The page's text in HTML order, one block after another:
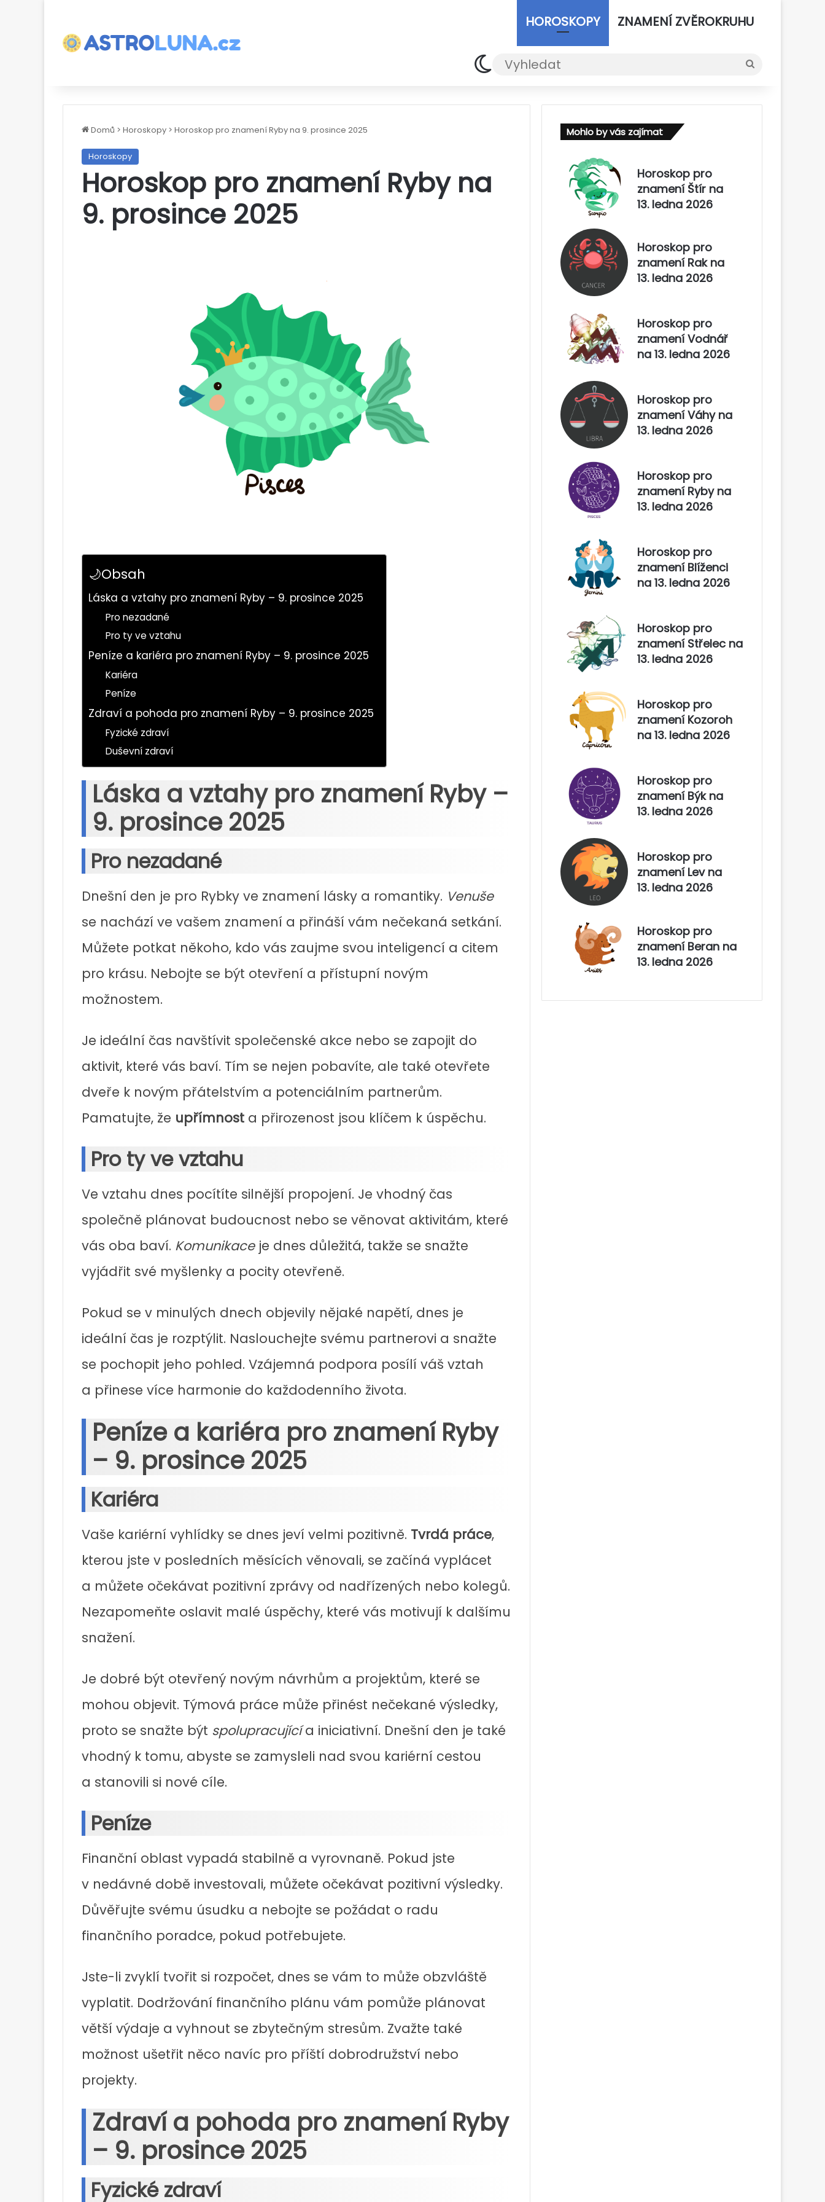
HOROSKOPY ZNAMENÍ ZVĚROKRUHU
Switch skin
Domů > Horoskopy > Horoskop pro znamení Ryby na 9. prosince 2025
Horoskopy
Horoskop pro znamení Ryby na
9. prosince 2025
🌙Obsah
Láska a vztahy pro znamení Ryby – 9. prosince 2025
Pro nezadané
Pro ty ve vztahu
Peníze a kariéra pro znamení Ryby – 9. prosince 2025
Kariéra
Peníze
Zdraví a pohoda pro znamení Ryby – 9. prosince 2025
Fyzické zdraví
Duševní zdraví
Láska a vztahy pro znamení Ryby –
9. prosince 2025
Pro nezadané
Dnešní den je pro Rybky ve znamení lásky a romantiky. Venuše
se nachází ve vašem znamení a přináší vám nečekaná setkání.
Můžete potkat někoho, kdo vás zaujme svou inteligencí a citem
pro krásu. Nebojte se být otevření a přístupní novým
možnostem.
Je ideální čas navštívit společenské akce nebo se zapojit do
aktivit, které vás baví. Tím se nejen pobavíte, ale také otevřete
dveře k novým přátelstvím a potenciálním partnerům.
Pamatujte, že upřímnost a přirozenost jsou klíčem k úspěchu.
Pro ty ve vztahu
Ve vztahu dnes pocítíte silnější propojení. Je vhodný čas
společně plánovat budoucnost nebo se věnovat aktivitám, které
vás oba baví. Komunikaceje dnes důležitá, takže se snažte
vyjádřit své myšlenky a pocity otevřeně.
Pokud se v minulých dnech objevily nějaké napětí, dnes je
ideální čas je rozptýlit. Naslouchejte svému partnerovi a snažte
se pochopit jeho pohled. Vzájemná podpora posílí váš vztah
a přinese více harmonie do každodenního života.
Peníze a kariéra pro znamení Ryby
– 9. prosince 2025
Kariéra
Vaše kariérní vyhlídky se dnes jeví velmi pozitivně. Tvrdá práce,
kterou jste v posledních měsících věnovali, se začíná vyplácet
a můžete očekávat pozitivní zprávy od nadřízených nebo kolegů.
Nezapomeňte oslavit malé úspěchy, které vás motivují k dalšímu
snažení.
Je dobré být otevřený novým návrhům a projektům, které se
mohou objevit. Týmová práce může přinést nečekané výsledky,
proto se snažte být spolupracujícía iniciativní. Dnešní den je také
vhodný k tomu, abyste se zamysleli nad svou kariérní cestou
a stanovili si nové cíle.
Peníze
Finanční oblast vypadá stabilně a vyrovnaně. Pokud jste
v nedávné době investovali, můžete očekávat pozitivní výsledky.
Důvěřujte svému úsudku a nebojte se požádat o radu
finančního poradce, pokud potřebujete.
Jste-li zvyklí tvořit si rozpočet, dnes se vám to může obzvláště
vyplatit. Dodržování finančního plánu vám pomůže plánovat
větší výdaje a vyhnout se zbytečným stresům. Zvažte také
možnost ušetřit něco navíc pro příští dobrodružství nebo
projekty.
Zdraví a pohoda pro znamení Ryby
– 9. prosince 2025
Fyzické zdraví
Mohlo by vás zajímat
Horoskop pro
znamení Štír na
13. ledna 2026
Horoskop pro
znamení Rak na
13. ledna 2026
Horoskop pro
znamení Vodnář
na 13. ledna 2026
Horoskop pro
znamení Váhy na
13. ledna 2026
Horoskop pro
znamení Ryby na
13. ledna 2026
Horoskop pro
znamení Blíženci
na 13. ledna 2026
Horoskop pro
znamení Střelec na
13. ledna 2026
Horoskop pro
znamení Kozoroh
na 13. ledna 2026
Horoskop pro
znamení Býk na
13. ledna 2026
Horoskop pro
znamení Lev na
13. ledna 2026
Horoskop pro
znamení Beran na
13. ledna 2026